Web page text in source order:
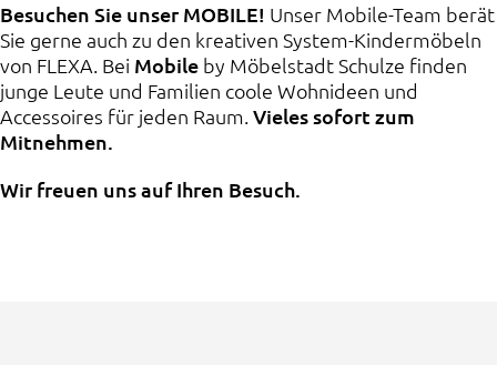
Besuchen Sie unser MOBILE! Unser Mobile-Team berät
Sie gerne auch zu den kreativen System-Kindermöbeln
von FLEXA. Bei Mobile by Möbelstadt Schulze finden
junge Leute und Familien coole Wohnideen und
Accessoires für jeden Raum. Vieles sofort zum
Mitnehmen.
Wir freuen uns auf Ihren Besuch.